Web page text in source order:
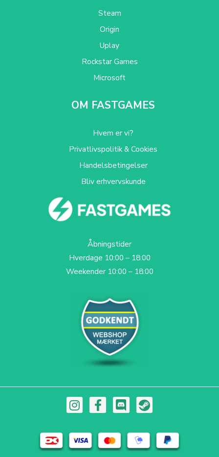
Steam
Origin
Uplay
Rockstar Games
Microsoft
OM FASTGAMES
Hvem er vi?
Privatlivspolitik & Cookies
Handelsbetingelser
Bliv erhvervskunde
Åbningstider
Hverdage 10:00 – 18:00
Weekender 10:00 – 18:00
I
n
t
a
F
a
e
b
D
i
c
o
S
t
a
m